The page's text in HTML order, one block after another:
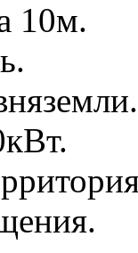
10м.